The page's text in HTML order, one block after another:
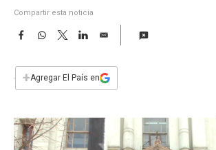
Compartir esta noticia
F
e
b
k
W
s
p
T
w
t
L
n
E
i
l
+Agregar El País en